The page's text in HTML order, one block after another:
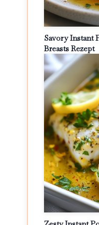
Savory Instant
Breasts Rezept